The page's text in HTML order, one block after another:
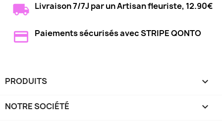
Livraison 7/7J par un Artisan fleuriste, 12.90€
Paiements sécurisés avec STRIPE QONTO
PRODUITS 
NOTRE SOCIÉTÉ 